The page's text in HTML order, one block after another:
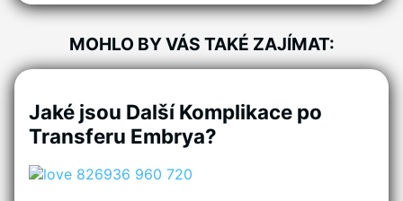
MOHLO BY VÁS TAKÉ ZAJÍMAT:
Jaké jsou Další Komplikace po
Transferu Embrya?